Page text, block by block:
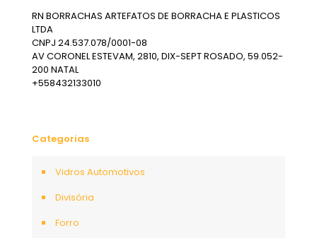
RN BORRACHAS ARTEFATOS DE BORRACHA E PLASTICOS
LTDA
CNPJ 24.537.078/0001-08
AV CORONEL ESTEVAM, 2810, DIX-SEPT ROSADO, 59.052-
200 NATAL
+558432133010
Categorias
Vidros Automotivos
Divisória
Forro